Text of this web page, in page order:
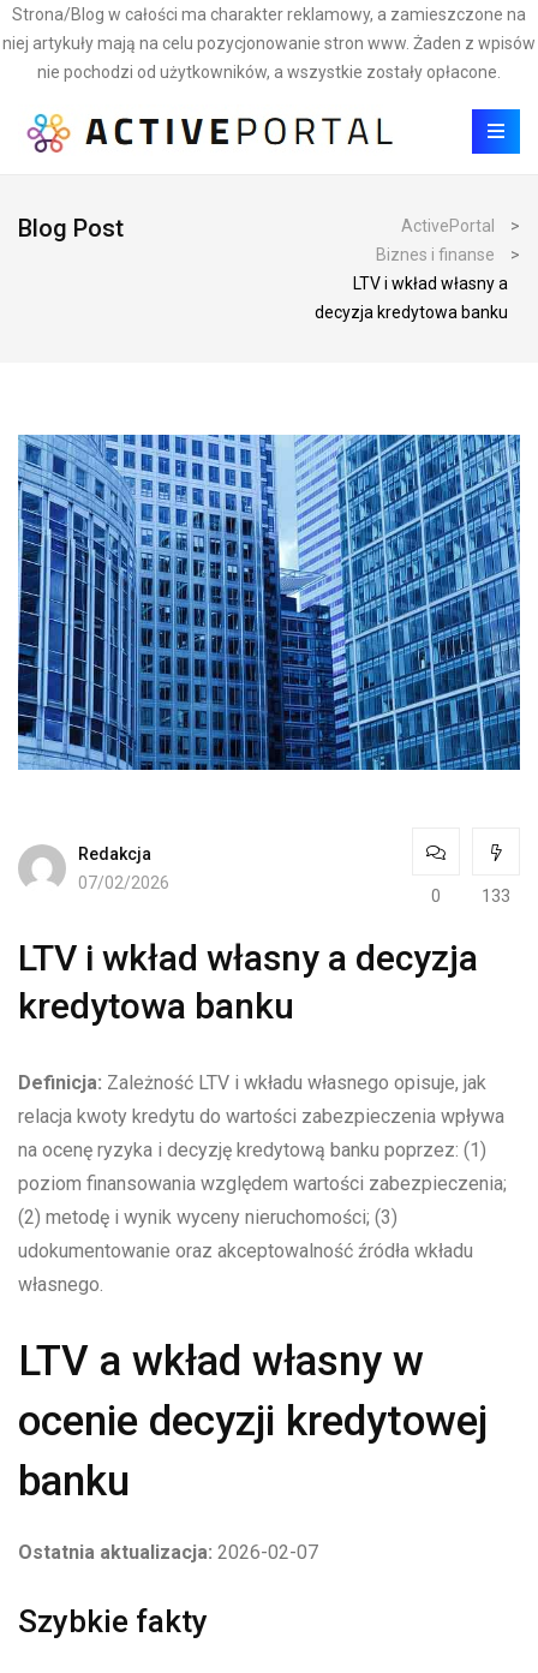
Strona/Blog w całości ma charakter reklamowy, a zamieszczone na
niej artykuły mają na celu pozycjonowanie stron www. Żaden z wpisów
nie pochodzi od użytkowników, a wszystkie zostały opłacone.
Blog Post ActivePortal
>
Biznes i finanse
>
LTV i wkład własny a
decyzja kredytowa banku
Redakcja
07/02/2026
0 133
LTV i wkład własny a decyzja
kredytowa banku
Definicja: Zależność LTV i wkładu własnego opisuje, jak
relacja kwoty kredytu do wartości zabezpieczenia wpływa
na ocenę ryzyka i decyzję kredytową banku poprzez: (1)
poziom finansowania względem wartości zabezpieczenia;
(2) metodę i wynik wyceny nieruchomości; (3)
udokumentowanie oraz akceptowalność źródła wkładu
własnego.
LTV a wkład własny w
ocenie decyzji kredytowej
banku
Ostatnia aktualizacja: 2026-02-07
Szybkie fakty